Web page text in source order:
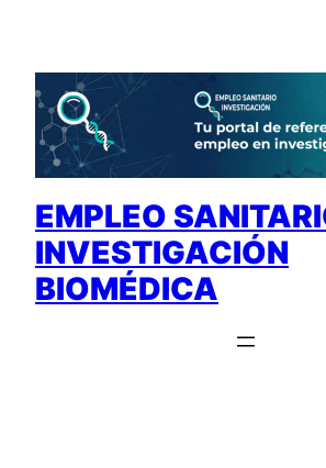
contenido
EMPLEO
INVESTIGACIÓN
BIOMÉDICA